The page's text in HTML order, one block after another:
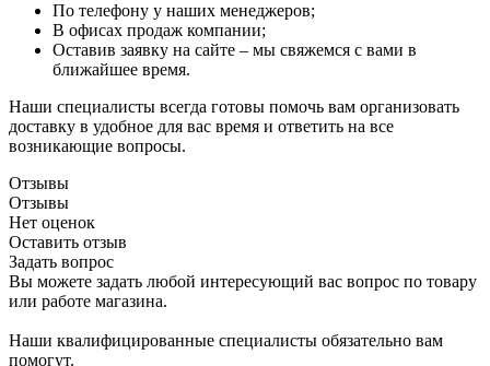
По телефону у наших менеджеров;
В офисах продаж компании;
Оставив заявку на сайте – мы свяжемся с вами в
ближайшее время.
Наши специалисты всегда готовы помочь вам организовать
доставку в удобное для вас время и ответить на все
возникающие вопросы.
Отзывы
Отзывы
Нет оценок
Оставить отзыв
Задать вопрос
Вы можете задать любой интересующий вас вопрос по товару
или работе магазина.
Наши квалифицированные специалисты обязательно вам
помогут.